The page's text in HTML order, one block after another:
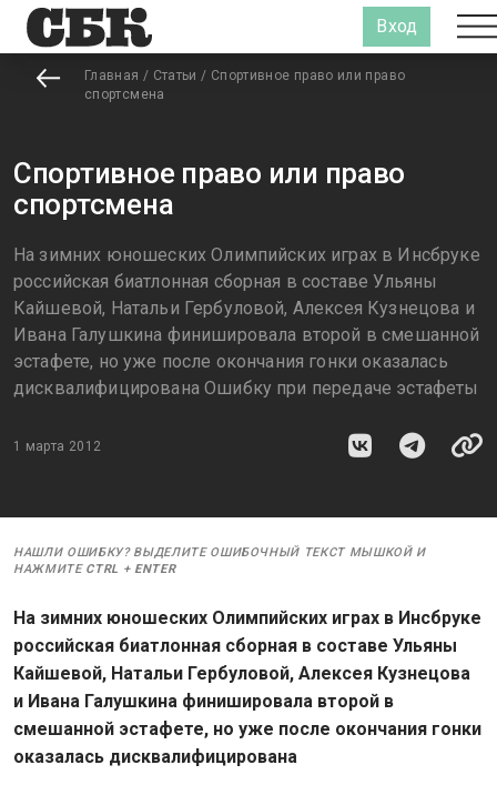
Вход
Главная / Статьи / Спортивное право или право
спортсмена
Спортивное право или право
спортсмена
На зимних юношеских Олимпийских играх в Инсбруке
российская биатлонная сборная в составе Ульяны
Кайшевой, Натальи Гербуловой, Алексея Кузнецова и
Ивана Галушкина финишировала второй в смешанной
эстафете, но уже после окончания гонки оказалась
дисквалифицирована Ошибку при передаче эстафеты
1 марта 2012
НАШЛИ ОШИБКУ? ВЫДЕЛИТЕ ОШИБОЧНЫЙ ТЕКСТ МЫШКОЙ И
НАЖМИТЕ CTRL + ENTER
На зимних юношеских Олимпийских играх в Инсбруке
российская биатлонная сборная в составе Ульяны
Кайшевой, Натальи Гербуловой, Алексея Кузнецова
и Ивана Галушкина финишировала второй в
смешанной эстафете, но уже после окончания гонки
оказалась дисквалифицирована